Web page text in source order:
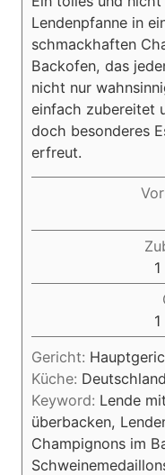
Lendenpfanne in
schmackhaften
Backofen, das
nicht nur
einfach zubereitet
doch besonderes
erfreut.
1
t
e
1
t
Gericht:
Küche:
Keyword: Lende
überbacken,
Champignons im